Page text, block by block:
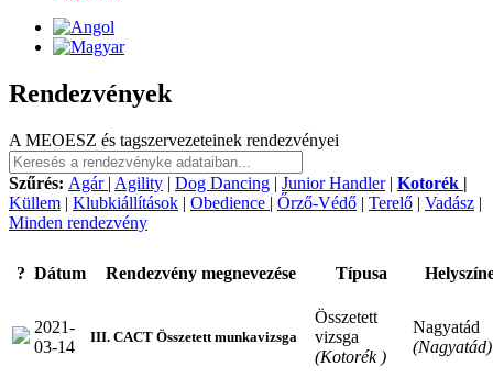
Rendezvények
A MEOESZ és tagszervezeteinek rendezvényei
Szűrés: Agár | Agility | Dog Dancing | Junior Handler| Kotorék |
Küllem | Klubkiállítások | Obedience | Őrző-Védő | Terelő | Vadász |
Minden rendezvény
? Dátum Rendezvény megnevezése Típusa
2021-
03-14
III. CACT Összetett munkavizsga
Összetett
vizsga
(Kotorék )
Nagyatád
(Nagyatád)